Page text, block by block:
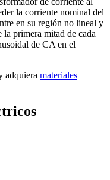
la corriente nominal del
en su región no lineal y
primera mitad de cada
de CA en el
adquiera materiales